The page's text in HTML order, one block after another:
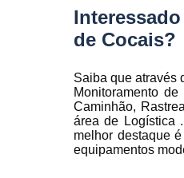
de Cocais?
Saiba que através
Monitoramento
Caminhão,
área de Logística
melhor destaque
equipamentos